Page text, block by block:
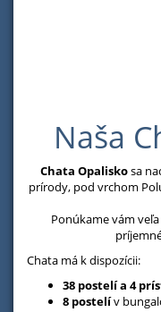
Naša
Chata Opaliskosa
prírody, pod vrchom
Ponúkame vám
Chata má k dispozícii:
38 postelí a 4
8 postelív